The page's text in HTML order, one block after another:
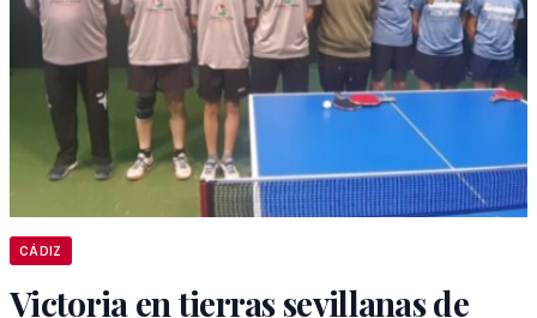
CÁDIZ
Victoria en tierras sevillanas de